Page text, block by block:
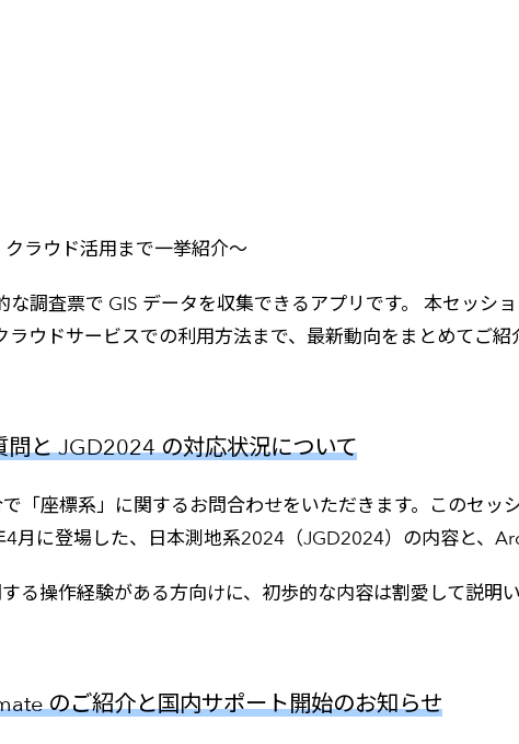
ス環境、クラウド活用まで一挙紹介～
調査票で GIS データを収集できるアプリです。 本セッシ
ウドサービスでの利用方法まで、最新動向をまとめてご紹
と JGD2024 の対応状況について
「座標系」に関するお問合わせをいただきます。このセッ
月に登場した、日本測地系2024（JGD2024）の内容と、
る操作経験がある方向けに、初歩的な内容は割愛して説明
のご紹介と国内サポート開始のお知らせ